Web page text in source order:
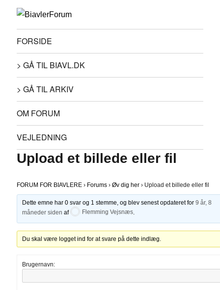
FORSIDE
> GÅ TIL BIAVL.DK
> GÅ TIL ARKIV
OM FORUM
VEJLEDNING
Upload et billede eller fil
FORUM FOR BIAVLERE › Forums › Øv dig her › Upload et billede eller fil
Dette emne har 0 svar og 1 stemme, og blev senest opdateret for 9 år, 8
måneder siden af Flemming Vejsnæs.
Du skal være logget ind for at svare på dette indlæg.
Brugernavn: